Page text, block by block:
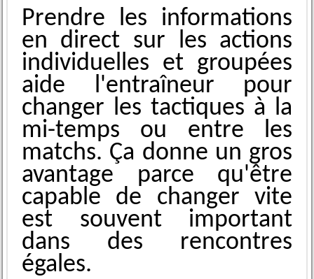
Prendre les informations
en direct sur les actions
individuelles et groupées
aide l'entraîneur pour
changer les tactiques à la
mi-temps͏ ou entr͏e les
matchs. ͏Ça donne un gros
avantage parce qu'être
capable de changer vite
est souvent important
dans des rencontres
égal͏es.